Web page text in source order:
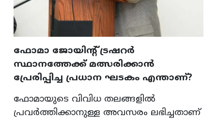
ഫോമാ ജോയിന്റ് ട്രഷറർ
സ്ഥാനത്തേക്ക് മത്സരിക്കാൻ
പ്രേരിപ്പിച്ച പ്രധാന ഘടകം എന്താണ്?
ഫോമായുടെ വിവിധ തലങ്ങളിൽ
പ്രവർത്തിക്കാനുള്ള അവസരം ലഭിച്ചതാണ്